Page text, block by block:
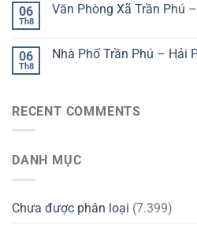
06
Th8
Văn Phòng Xã Trần Phú
06
Th8
Nhà Phố Trần Phú – Hải
RECENT COMMENTS
DANH MỤC
Chưa được phân loại (7.399)